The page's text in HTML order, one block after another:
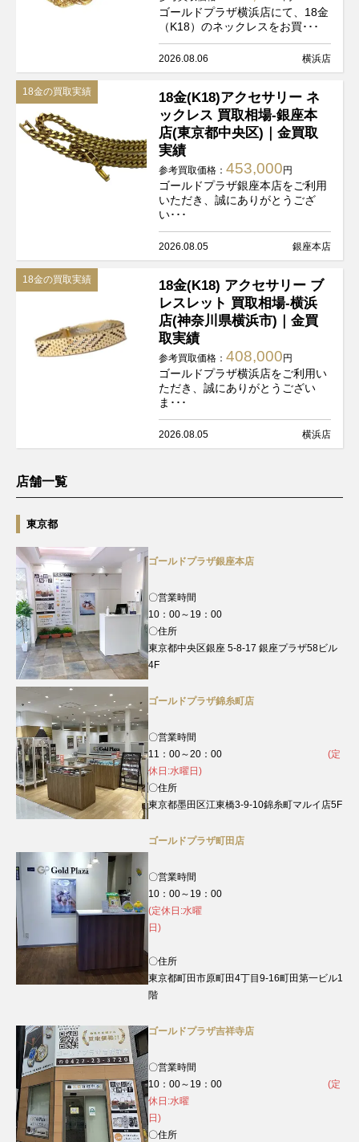
ゴールドプラザ横浜店にて、18金
（K18）のネックレスをお買･･･
2026.08.06 横浜店
18金の買取実績
18金(K18)アクセサリー ネ
ックレス 買取相場-銀座本
店(東京都中央区)｜金買取
実績
参考買取価格：453,000 円
ゴールドプラザ銀座本店をご利用
いただき、誠にありがとうござ
い･･･
2026.08.05 銀座本店
18金の買取実績
18金(K18) アクセサリー ブ
レスレット 買取相場-横浜
店(神奈川県横浜市)｜金買
取実績
参考買取価格：408,000 円
ゴールドプラザ横浜店をご利用い
ただき、誠にありがとうござい
ま･･･
2026.08.05 横浜店
店舗一覧
東京都
ゴールドプラザ銀座本店
〇営業時間
10：00～19：00
〇住所
東京都中央区銀座 5-8-17 銀座プラザ58ビル
4F
ゴールドプラザ錦糸町店
〇営業時間
11：00～20：00 (定
休日:水曜日)
〇住所
東京都墨田区江東橋3-9-10錦糸町マルイ店5F
ゴールドプラザ町田店
〇営業時間
10：00～19：00
(定休日:水曜
日)
〇住所
東京都町田市原町田4丁目9‐16町田第一ビル1
階
ゴールドプラザ吉祥寺店
〇営業時間
10：00～19：00 (定
休日:水曜
日)
〇住所